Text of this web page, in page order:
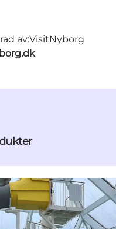
av:VisitNyborg